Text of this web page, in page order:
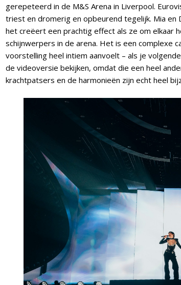
gerepeteerd in de M&S Arena in Liverpool.
triest en dromerig en opbeurend tegelijk. Mia en
het creëert een prachtig effect als ze om elkaar
schijnwerpers in de arena. Het is een complexe
voorstelling heel intiem aanvoelt – als je
de videoversie bekijken, omdat die een heel
krachtpatsers en de harmonieën zijn echt heel